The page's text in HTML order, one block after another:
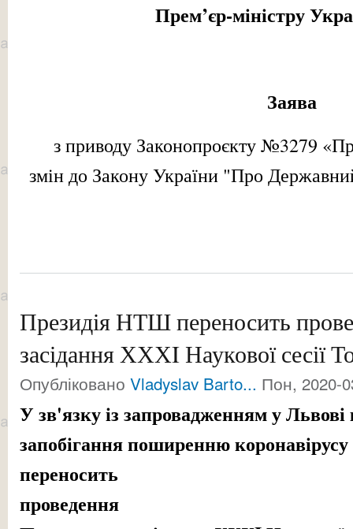
Прем’єр-міністру
Заява
з приводу Законопроєкту №3279
змін до Закону України "Про
Президія НТШ переносить
засідання ХХХI Наукової сесії
Опубліковано Vladyslav Barto... Пон, 2020-
У зв'язку із запровадженням у Львові
запобігання поширенню
переносить
проведення